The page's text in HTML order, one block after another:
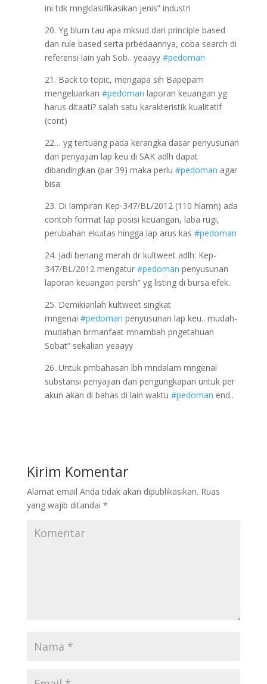
ini tdk mngklasifikasikan jenis” industri
20. Yg blum tau apa mksud dari principle based
dan rule based serta prbedaannya, coba search di
referensi lain yah Sob.. yeaayy #pedoman
21. Back to topic, mengapa sih Bapepam
mengeluarkan #pedoman laporan keuangan yg
harus ditaati? salah satu karakteristik kualitatif
(cont)
22… yg tertuang pada kerangka dasar penyusunan
dan penyajian lap keu di SAK adlh dapat
dibandingkan (par 39) maka perlu #pedoman agar
bisa
23. Di lampiran Kep-347/BL/2012 (110 hlamn) ada
contoh format lap posisi keuangan, laba rugi,
perubahan ekuitas hingga lap arus kas #pedoman
24. Jadi benang merah dr kultweet adlh: Kep-
347/BL/2012 mengatur #pedoman penyusunan
laporan keuangan persh” yg listing di bursa efek..
25. Demikianlah kultweet singkat
mngenai #pedoman penyusunan lap keu.. mudah-
mudahan brmanfaat mnambah pngetahuan
Sobat” sekalian yeaayy
26. Untuk pmbahasan lbh mndalam mngenai
substansi penyajian dan pengungkapan untuk per
akun akan di bahas di lain waktu #pedoman end..
Kirim Komentar
Alamat email Anda tidak akan dipublikasikan. Ruas
yang wajib ditandai *